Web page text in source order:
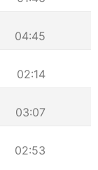
04:45
02:14
03:07
02:53